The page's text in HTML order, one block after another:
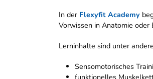
In der Flexyfit Academy
Vorwissen in Anatomie oder
Lerninhalte sind unter
Sensomotorisches